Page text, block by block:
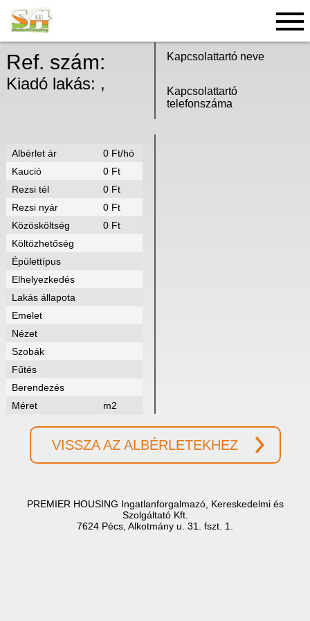
Ref. szám:
Kiadó lakás: ,
Kapcsolattartó neve
Kapcsolattartó
telefonszáma
Albérlet ár
0 Ft/hó
Kaució
0 Ft
Rezsi tél
0 Ft
Rezsi nyár
0 Ft
Közösköltség
0 Ft
Költözhetőség
Épülettípus
Elhelyezkedés
Lakás állapota
Emelet
Nézet
Szobák
Fűtés
Berendezés
Méret
m2
VISSZA AZ ALBÉRLETEKHEZ
PREMIER HOUSING Ingatlanforgalmazó, Kereskedelmi és
Szolgáltató Kft.
7624 Pécs, Alkotmány u. 31. fszt. 1.